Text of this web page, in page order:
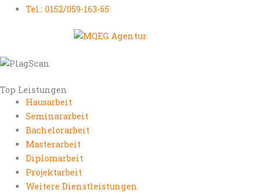
Tel.: 0152/059-163-65
Top Leistungen
Hausarbeit
Seminararbeit
Bachelorarbeit
Masterarbeit
Diplomarbeit
Projektarbeit
Weitere Dienstleistungen